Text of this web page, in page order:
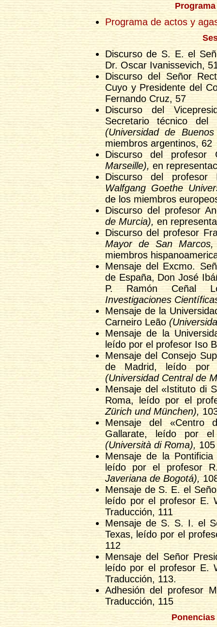
Programa de actos y
Discurso de S. E. el
Dr. Oscar Ivanissevich,
Discurso del Señor
Cuyo y Presidente del
Fernando Cruz, 57
Discurso del
Secretario técnico del
(Universidad de
miembros argentinos, 62
Discurso del
Marseille), en
Discurso del
Walfgang Goethe
de los miembros
Discurso del profesor
de Murcia), en
Discurso del profesor
Mayor de San Marcos,
miembros
Mensaje del Excmo.
de España, Don José
P. Ramón Ceñal
Investigaciones
Mensaje de la
Carneiro Leão
Mensaje de la
leído por el profesor Iso
Mensaje del Consejo
de Madrid, leído
(Universidad Central de
Mensaje del «Istituto di
Roma, leído por el
Zürich und München),
Mensaje del «Centro
Gallarate, leído por
(Università di Roma), 105
Mensaje de la
leído por el profesor
Javeriana de Bogotá),
Mensaje de S. E. el
leído por el profesor E.
Traducción, 111
Mensaje de S. S. I. el
Texas, leído por el
112
Mensaje del Señor
leído por el profesor E.
Traducción, 113.
Adhesión del profesor
Traducción, 115